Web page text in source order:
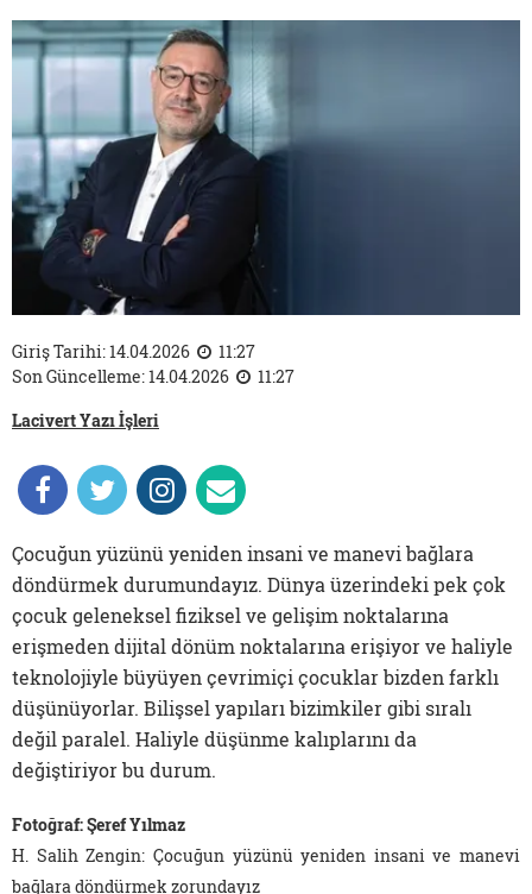
Giriş Tarihi: 14.04.2026
11:27
Son Güncelleme: 14.04.2026
11:27
Lacivert Yazı İşleri
Çocuğun yüzünü yeniden insani ve manevi bağlara
döndürmek durumundayız. Dünya üzerindeki pek çok
çocuk geleneksel fiziksel ve gelişim noktalarına
erişmeden dijital dönüm noktalarına erişiyor ve haliyle
teknolojiyle büyüyen çevrimiçi çocuklar bizden farklı
düşünüyorlar. Bilişsel yapıları bizimkiler gibi sıralı
değil paralel. Haliyle düşünme kalıplarını da
değiştiriyor bu durum.
Fotoğraf: Şeref Yılmaz
H. Salih Zengin: Çocuğun yüzünü yeniden insani ve manevi
bağlara döndürmek zorundayız